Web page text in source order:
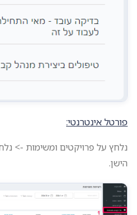
פורטל אינטרנטי:
נלחץ על פרויקטים ומשימות ->
הישן.